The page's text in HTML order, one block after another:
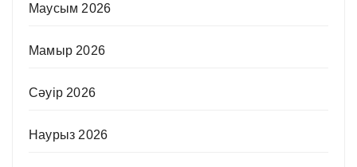
Маусым 2026
Мамыр 2026
Сәуір 2026
Наурыз 2026